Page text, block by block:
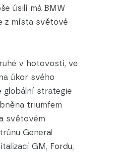
úsilí má BMW
z místa světové
v hotovosti, ve
úkor svého
globální strategie
triumfem
světovém
General
GM, Fordu,